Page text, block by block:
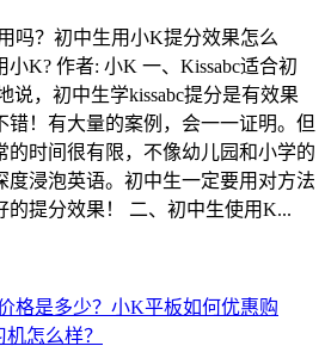
吗？初中生用小K提分效果怎么
K? 作者: 小K 一、Kissabc适合初
说，初中生学kissabc提分是有效果
错！有大量的案例，会一一证明。但
的时间很有限，不像幼儿园和小学的
度浸泡英语。初中生一定要用对方法
的提分效果！ 二、初中生使用K...